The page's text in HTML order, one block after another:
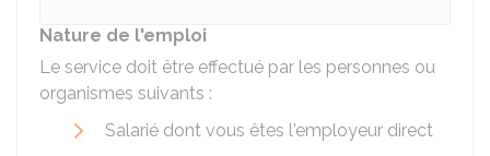
Nature de l'emploi
Le service doit être effectué par les personnes ou
organismes suivants :
Salarié dont vous êtes l'employeur direct